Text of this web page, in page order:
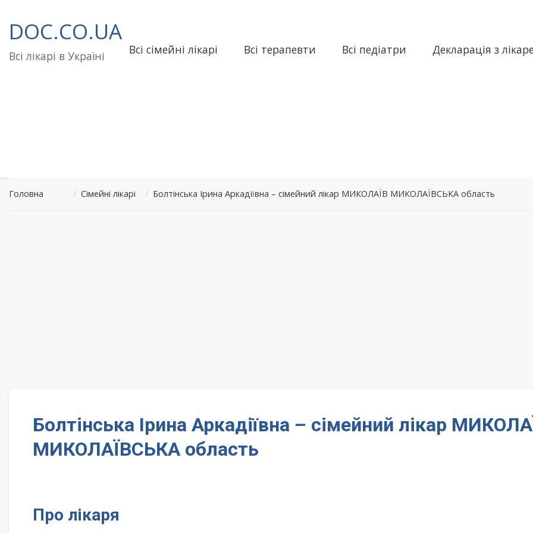
до
вмісту
DOC.CO.UA
Всі лікарі в Україні Всі сімейні лікарі Всі терапевти Всі педіатри Декларація з
Головна / Сімейні лікарі / Болтінська Ірина Аркадіївна – сімейний лікар МИКОЛАЇВ МИКОЛАЇВСЬКА область
Болтінська Ірина Аркадіївна – сімейний лікар
МИКОЛАЇВСЬКА область
Про лікаря